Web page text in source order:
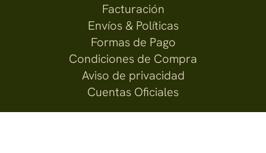
Facturación
Envíos & Políticas
Formas de Pago
Condiciones de Compra
Aviso de privacidad
Cuentas Oficiales